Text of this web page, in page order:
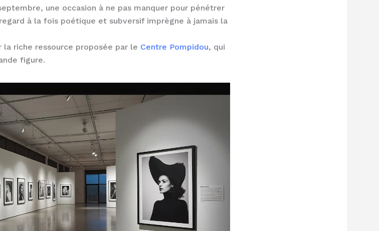
une occasion à ne pas manquer pour pénétrer
à la fois poétique et subversif imprègne à jamais la
riche ressource proposée par le Centre Pompidou, qui
figure.